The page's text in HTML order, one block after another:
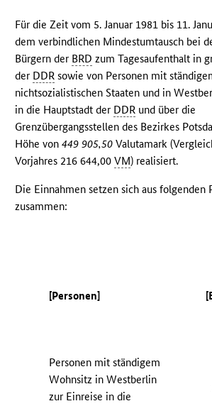
Für die Zeit vom 5. Januar 1981 bis 11.
dem verbindlichen Mindestumtausch bei
Bürgern der BRD zum Tagesaufenthalt in
der DDR sowie von Personen mit
nichtsozialistischen Staaten und in
in die Hauptstadt der DDR und über die
Grenzübergangsstellen des Bezirkes
Höhe von449 905,50 Valutamark
Vorjahres 216 644,00VM) realisiert.
Die Einnahmen setzen sich aus folgenden
zusammen:
[Personen]
Personen mit ständigem
Wohnsitz in Westberlin
zur Einreise in die